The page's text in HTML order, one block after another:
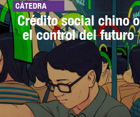
CÁTEDRA
Crédito social chino o
el control del futuro